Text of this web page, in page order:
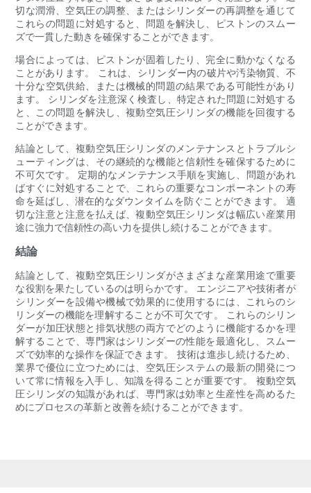
切な潤滑、空気圧の調整、またはシリンダーの再調整を通じて
これらの問題に対処すると、問題を解決し、ピストンのスムー
ズで一貫した動きを確保することができます。
場合によっては、ピストンが固着したり、完全に動かなくなる
ことがあります。 これは、シリンダー内の破片や汚染物質、不
十分な空気供給、または機械的問題の結果である可能性があり
ます。 シリンダを注意深く検査し、特定された問題に対処する
と、この問題を解決し、複動空気圧シリンダの機能を回復する
ことができます。
結論として、複動空気圧シリンダのメンテナンスとトラブルシ
ューティングは、その継続的な機能と信頼性を確保するために
不可欠です。 定期的なメンテナンス手順を実施し、問題があれ
ばすぐに対処することで、これらの重要なコンポーネントの寿
命を延ばし、潜在的なダウンタイムを防ぐことができます。 適
切な注意と注意を払えば、複動空気圧シリンダは幅広い産業用
途に強力で信頼性の高い力を提供し続けることができます。
結論
結論として、複動空気圧シリンダがさまざまな産業用途で重要
な役割を果たしているのは明らかです。 エンジニアや技術者が
シリンダーを設備や機械で効果的に使用するには、これらのシ
リンダーの機能を理解することが不可欠です。 これらのシリン
ダーが加圧状態と排気状態の両方でどのように機能するかを理
解することで、専門家はシリンダーの性能を最適化し、スムー
ズで効率的な操作を保証できます。 技術は進歩し続けるため、
業界で優位に立つためには、空気圧システムの最新の開発につ
いて常に情報を入手し、知識を得ることが重要です。 複動空気
圧シリンダの知識があれば、専門家は効率と生産性を高めるた
めにプロセスの革新と改善を続けることができます。